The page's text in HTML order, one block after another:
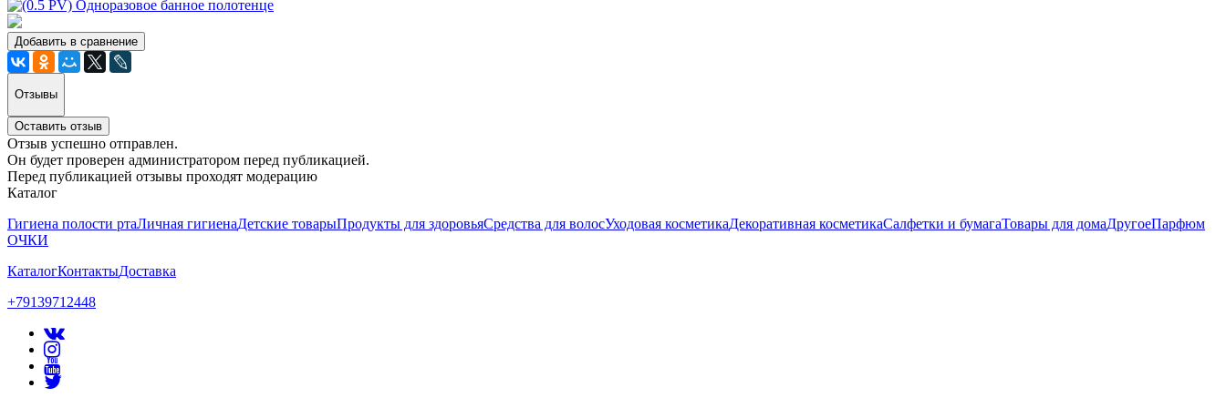
Добавить в сравнение
Отзывы
Оставить отзыв
Отзыв успешно отправлен.
Он будет проверен администратором перед публикацией.
Перед публикацией отзывы проходят модерацию
Каталог
Гигиена полости ртаЛичная гигиенаДетские товарыПродукты для здоровьяСредства для волосУходовая косметикаДекоративная косметикаСалфетки и бумагаТовары для домаДругоеПарфюм
ОЧКИ
КаталогКонтактыДоставка
+79139712448